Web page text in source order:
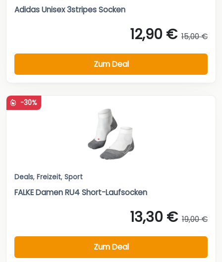
Adidas Unisex 3stripes Socken
12,90 € 15,00 €
Zum Deal
-30%
Deals, Freizeit, Sport
FALKE Damen RU4 Short-Laufsocken
13,30 € 19,00 €
Zum Deal